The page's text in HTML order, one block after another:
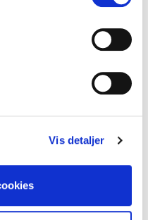
Vis detaljer